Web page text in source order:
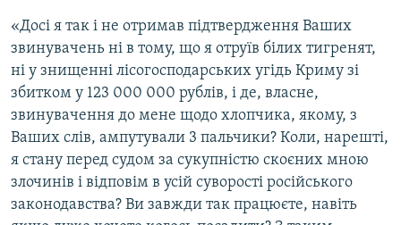
«Досі я так і не отримав підтвердження Ваших
звинувачень ні в тому, що я отруїв білих тигренят,
ні у знищенні лісогосподарських угідь Криму зі
збитком у 123 000 000 рублів, і де, власне,
звинувачення до мене щодо хлопчика, якому, з
Ваших слів, ампутували 3 пальчики? Коли, нарешті,
я стану перед судом за сукупністю скоєних мною
злочинів і відповім в усій суворості російського
законодавства? Ви завжди так працюєте, навіть